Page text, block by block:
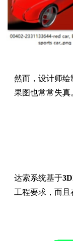
然而，设计师
果图也常常失真
达索系统基于3D
工程要求，而